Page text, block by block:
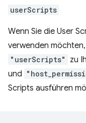
userScripts
Wenn Sie die User
verwenden
"userScripts"
zu
und
Scripts ausführen